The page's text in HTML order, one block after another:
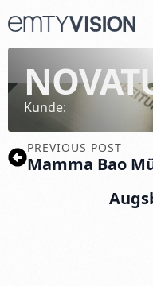
Kunde:
PREVIOUS POST
Mamma Bao